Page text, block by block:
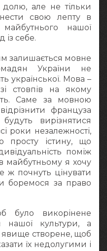
але не тільки
свою лепту в
нашої
із себе.
залишається мовне
України не
української. Мова –
стовпів на якому
Саме за мовною
француза
вирізнятися
роки незалежності,
просту істину, що
поміж
майбутньому я хочу
ж почнуть цінувати
боремося за право
було викорінене
нашої культури, а
створене, щоб
їх недолугими і